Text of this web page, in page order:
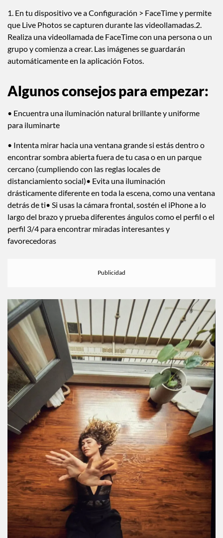
1. En tu dispositivo ve a Configuración > FaceTime y permite
que Live Photos se capturen durante las videollamadas.2.
Realiza una videollamada de FaceTime con una persona o un
grupo y comienza a crear. Las imágenes se guardarán
automáticamente en la aplicación Fotos.
Algunos consejos para empezar:
• Encuentra una iluminación natural brillante y uniforme
para iluminarte
• Intenta mirar hacia una ventana grande si estás dentro o
encontrar sombra abierta fuera de tu casa o en un parque
cercano (cumpliendo con las reglas locales de
distanciamiento social)• Evita una iluminación
drásticamente diferente en toda la escena, como una ventana
detrás de ti• Si usas la cámara frontal, sostén el iPhone a lo
largo del brazo y prueba diferentes ángulos como el perfil o el
perfil 3/4 para encontrar miradas interesantes y
favorecedoras